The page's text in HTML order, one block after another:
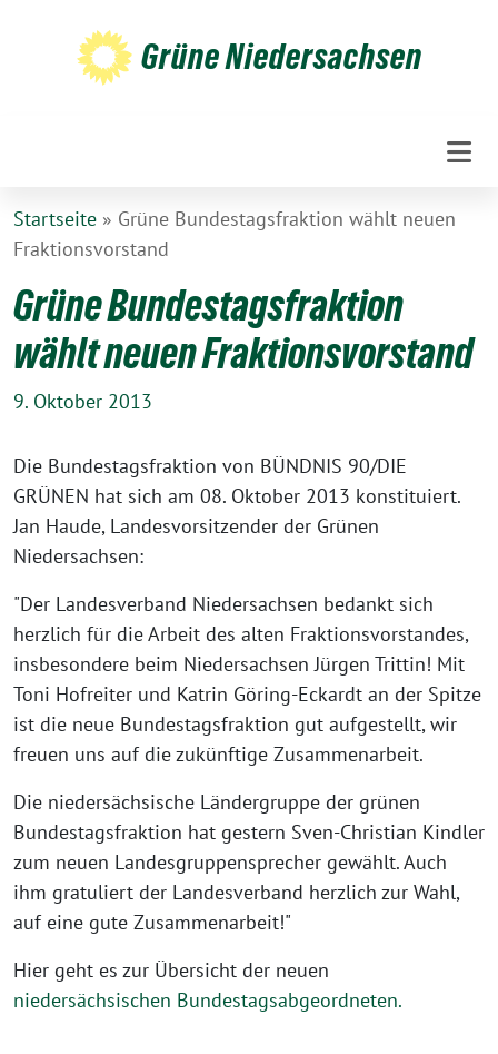
Grüne Niedersachsen
Startseite » Grüne Bundestagsfraktion wählt neuen
Fraktionsvorstand
Grüne Bundestagsfraktion
wählt neuen Fraktionsvorstand
9. Oktober 2013
Die Bundestagsfraktion von BÜNDNIS 90/DIE
GRÜNEN hat sich am 08. Oktober 2013 konstituiert.
Jan Haude, Landesvorsitzender der Grünen
Niedersachsen:
"Der Landesverband Niedersachsen bedankt sich
herzlich für die Arbeit des alten Fraktionsvorstandes,
insbesondere beim Niedersachsen Jürgen Trittin! Mit
Toni Hofreiter und Katrin Göring-Eckardt an der Spitze
ist die neue Bundestagsfraktion gut aufgestellt, wir
freuen uns auf die zukünftige Zusammenarbeit.
Die niedersächsische Ländergruppe der grünen
Bundestagsfraktion hat gestern Sven-Christian Kindler
zum neuen Landesgruppensprecher gewählt. Auch
ihm gratuliert der Landesverband herzlich zur Wahl,
auf eine gute Zusammenarbeit!"
Hier geht es zur Übersicht der neuen
niedersächsischen Bundestagsabgeordneten.